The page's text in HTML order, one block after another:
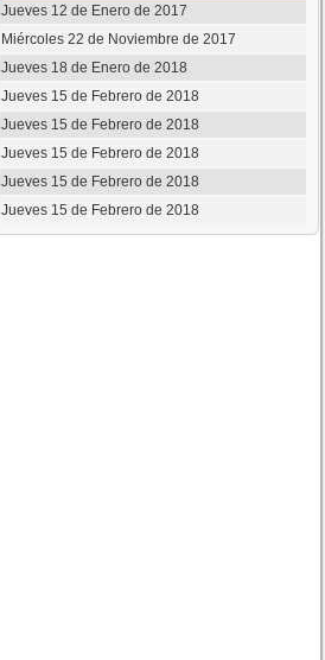
Jueves 12 de Enero de 2017
Miércoles 22 de Noviembre de 2017
Jueves 18 de Enero de 2018
Jueves 15 de Febrero de 2018
Jueves 15 de Febrero de 2018
Jueves 15 de Febrero de 2018
Jueves 15 de Febrero de 2018
Jueves 15 de Febrero de 2018